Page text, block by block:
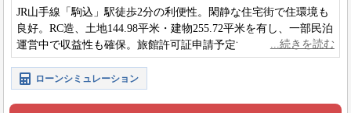
JR山手線「駒込」駅徒歩2分の利便性。閑静な住宅街で住環境も
良好。RC造、土地144.98平米・建物255.72平米を有し、一部民泊
運営中で収益性も確保。旅館許可証申請予定で多用途に対応で
きる魅力的な物件です。
ローンシミュレーション